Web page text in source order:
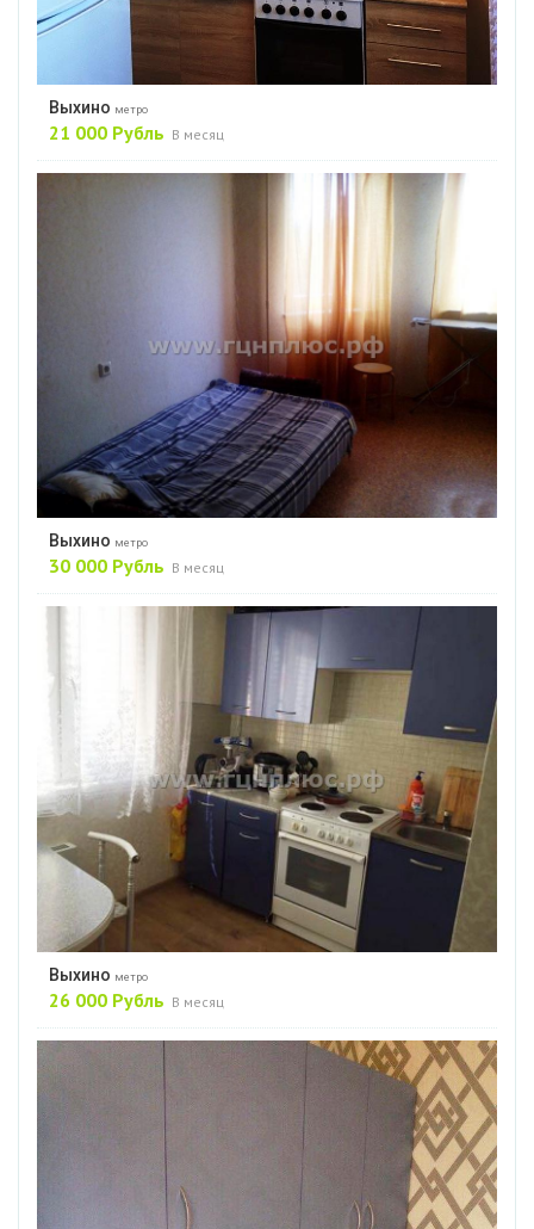
Выхино метро
21 000 Рубль В месяц
Выхино метро
30 000 Рубль В месяц
Выхино метро
26 000 Рубль В месяц